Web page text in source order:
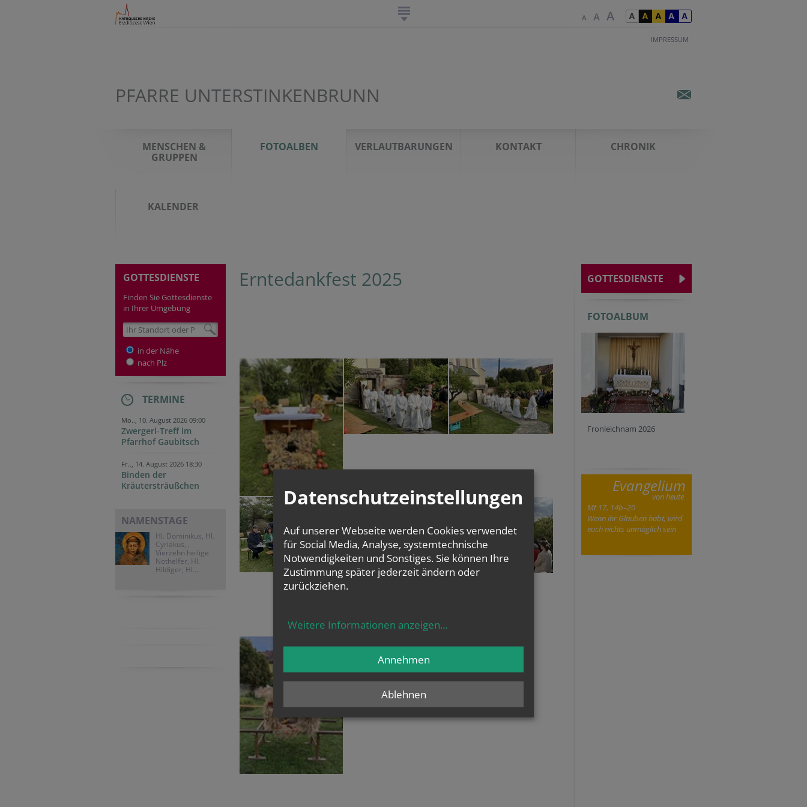
IMPRESSUM
PFARRE UNTERSTINKENBRUNN
MENSCHEN &
GRUPPEN
FOTOALBEN VERLAUTBARUNGEN KONTAKT CHRONIK
KALENDER
GOTTESDIENSTE
Finden Sie Gottesdienste
in Ihrer Umgebung
in der Nähe
nach Plz
TERMINE
Mo.., 10. August 2026 09:00
Zwergerl-Treff im
Pfarrhof Gaubitsch
Fr.., 14. August 2026 18:30
Binden der
Kräutersträußchen
NAMENSTAGE
Hl. Dominikus, Hl.
Cyriakus, ,
Vierzehn heilige
Nothelfer, Hl.
Hildiger, Hl....
Erntedankfest 2025 GOTTESDIENSTE
FOTOALBUM
Fronleichnam 2026
Evangelium
von heute
Mt 17, 14b–20
Wenn ihr Glauben habt, wird
euch nichts unmöglich sein
Datenschutzeinstellungen
Auf unserer Webseite werden Cookies verwendet
für Social Media, Analyse, systemtechnische
Notwendigkeiten und Sonstiges. Sie können Ihre
Zustimmung später jederzeit ändern oder
zurückziehen.
Weitere Informationen anzeigen...
Ablehnen
Annehmen